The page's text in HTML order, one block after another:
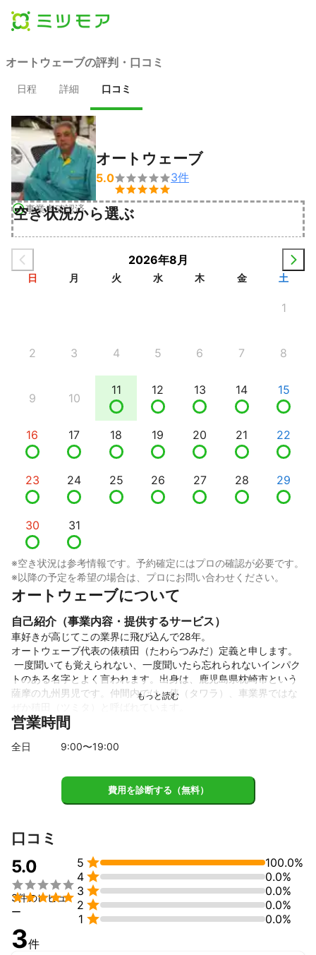
オートウェーブの評判・口コミ
日程 詳細 口コミ
事業者確認済
オートウェーブ
5.0

3件
空き状況から選ぶ
2026年8月
日 月 火 水 木 金 土
1
2 3 4 5 6 7 8
9 10
11 12 13 14 15
16 17 18 19 20 21 22
23 24 25 26 27 28 29
30 31
※空き状況は参考情報です。予約確定にはプロの確認が必要です。
※以降の予定を希望の場合は、プロにお問い合わせください。
オートウェーブについて
自己紹介（事業内容・提供するサービス）
車好きが高じてこの業界に飛び込んで28年。
オートウェーブ代表の俵積田（たわらつみだ）定義と申します。
トのある名字とよく言われます。出身は、鹿児島県枕崎市という
薩摩の九州男児です。仲間内では、俵（タワラ）、車業界ではな
お気軽に何なりとお問い合せ下さい。丁寧にお答えいたします。
の裏方、外注業者として様々な車のトラブルを解決してまいりま
20年間培った確かな技術力が売りです。
お客様の大切な愛車も安心しておまかせください！
これまでの実績
主要コーティングの加工も当店で施工いたしております。
アピールポイント
コーティングの他に、ルームクリーニング、モケット、本革のク
リーニングに精通しています。モケットのしみ抜きに関しては実
家が洗濯屋であったこともあり洗剤の知識は豊富です。
営業時間
全日 9:00〜19:00
費用を診断する（無料）
口コミ
5.0


3件のレビュ
ー
5 
100.0%
4 
0.0%
3 
0.0%
2 
0.0%
1  0.0%
3件